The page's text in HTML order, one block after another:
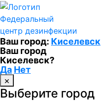
Федеральный
центр дезинфекции
Ваш город: Киселевск
Ваш город
Киселевск?
Да Нет
×
Выберите город